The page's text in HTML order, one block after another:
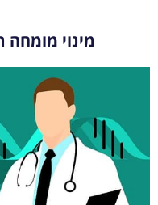
מינוי